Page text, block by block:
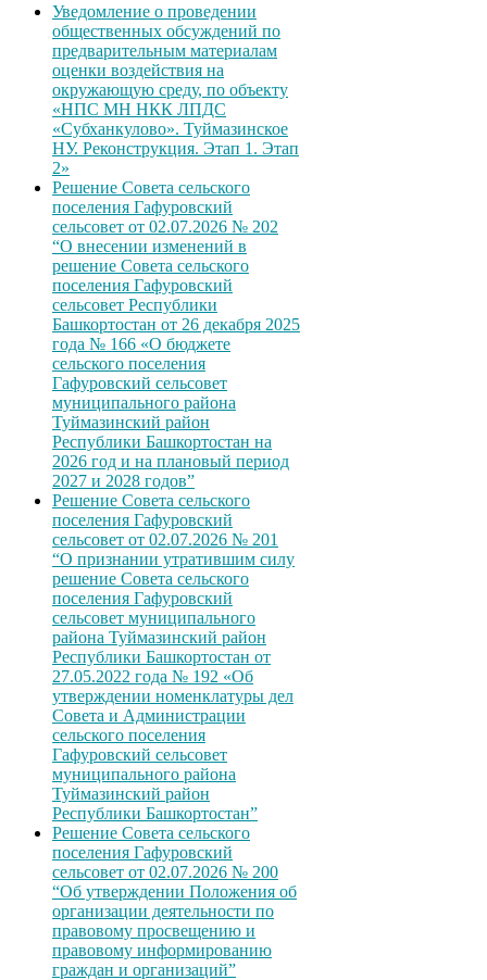
Уведомление о проведении
общественных обсуждений по
предварительным материалам
оценки воздействия на
окружающую среду, по объекту
«НПС МН НКК ЛПДС
«Субханкулово». Туймазинское
НУ. Реконструкция. Этап 1. Этап
2»
Решение Совета сельского
поселения Гафуровский
сельсовет от 02.07.2026 № 202
“О внесении изменений в
решение Совета сельского
поселения Гафуровский
сельсовет Республики
Башкортостан от 26 декабря 2025
года № 166 «О бюджете
сельского поселения
Гафуровский сельсовет
муниципального района
Туймазинский район
Республики Башкортостан на
2026 год и на плановый период
2027 и 2028 годов”
Решение Совета сельского
поселения Гафуровский
сельсовет от 02.07.2026 № 201
“О признании утратившим силу
решение Совета сельского
поселения Гафуровский
сельсовет муниципального
района Туймазинский район
Республики Башкортостан от
27.05.2022 года № 192 «Об
утверждении номенклатуры дел
Совета и Администрации
сельского поселения
Гафуровский сельсовет
муниципального района
Туймазинский район
Республики Башкортостан”
Решение Совета сельского
поселения Гафуровский
сельсовет от 02.07.2026 № 200
“Об утверждении Положения об
организации деятельности по
правовому просвещению и
правовому информированию
граждан и организаций”